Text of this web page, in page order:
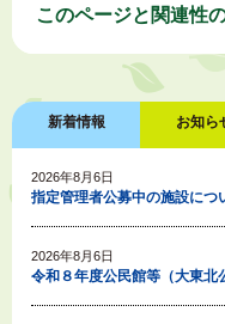
このページと 関連性
新着情報 お知ら
2026年8月6日
指定管理者公募中の施設につ
2026年8月6日
令和８年度公民館等（大東北